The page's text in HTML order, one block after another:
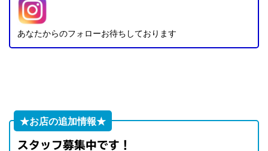
あなたからのフォローお待ちしております
★お店の追加情報★
スタッフ募集中です！